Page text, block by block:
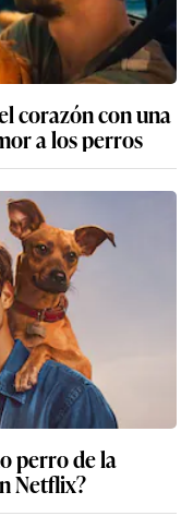
corazón con una
a los perros
perro de la
Netflix?